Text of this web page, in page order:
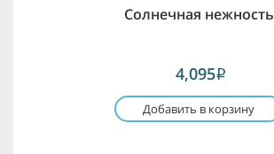
Солнечная нежность
4,095i
Добавить в корзину